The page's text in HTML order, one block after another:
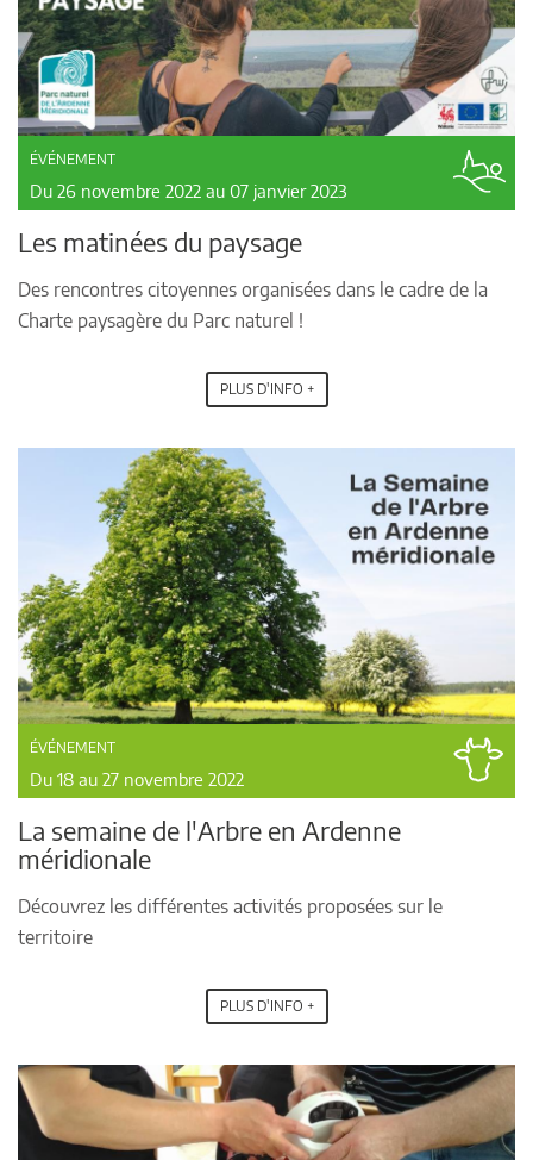
ÉVÉNEMENT
Du 26 novembre 2022 au 07 janvier 2023
Les matinées du paysage
Des rencontres citoyennes organisées dans le cadre de la
Charte paysagère du Parc naturel !
PLUS D'INFO +
ÉVÉNEMENT
Du 18 au 27 novembre 2022
La semaine de l'Arbre en Ardenne
méridionale
Découvrez les différentes activités proposées sur le
territoire
PLUS D'INFO +